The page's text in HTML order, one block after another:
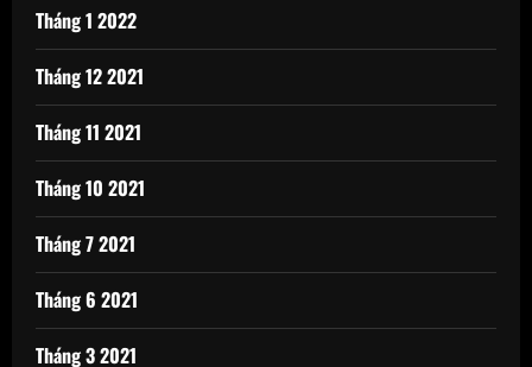
Tháng 1 2022
Tháng 12 2021
Tháng 11 2021
Tháng 10 2021
Tháng 7 2021
Tháng 6 2021
Tháng 3 2021